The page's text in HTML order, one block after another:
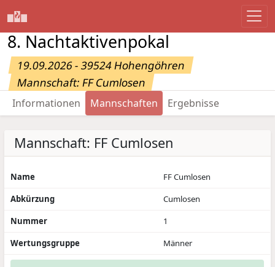
8. Nachtaktivenpokal
19.09.2026 - 39524 Hohengöhren
Mannschaft: FF Cumlosen
Informationen Mannschaften Ergebnisse
Mannschaft: FF Cumlosen
Name
FF Cumlosen
Abkürzung
Cumlosen
Nummer
1
Wertungsgruppe
Männer